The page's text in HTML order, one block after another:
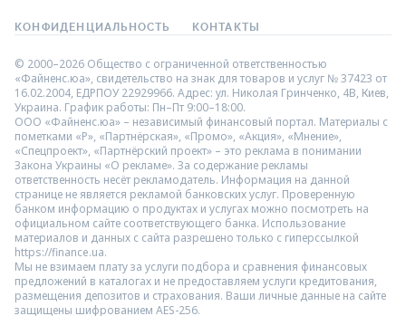
КОНФИДЕНЦИАЛЬНОСТЬ КОНТАКТЫ
© 2000–2026 Общество с ограниченной ответственностью
«Файненс.юа», свидетельство на знак для товаров и услуг № 37423 от
16.02.2004, ЕДРПОУ 22929966. Адрес: ул. Николая Гринченко, 4В, Киев,
Украина. График работы: Пн–Пт 9:00–18:00.
ООО «Файненс.юа» – независимый финансовый портал. Материалы с
пометками «Р», «Партнёрская», «Промо», «Акция», «Мнение»,
«Спецпроект», «Партнёрский проект» – это реклама в понимании
Закона Украины «О рекламе». За содержание рекламы
ответственность несёт рекламодатель. Информация на данной
странице не является рекламой банковских услуг. Проверенную
банком информацию о продуктах и услугах можно посмотреть на
официальном сайте соответствующего банка. Использование
материалов и данных с сайта разрешено только с гиперссылкой
https://finance.ua.
Мы не взимаем плату за услуги подбора и сравнения финансовых
предложений в каталогах и не предоставляем услуги кредитования,
размещения депозитов и страхования. Ваши личные данные на сайте
защищены шифрованием AES-256.